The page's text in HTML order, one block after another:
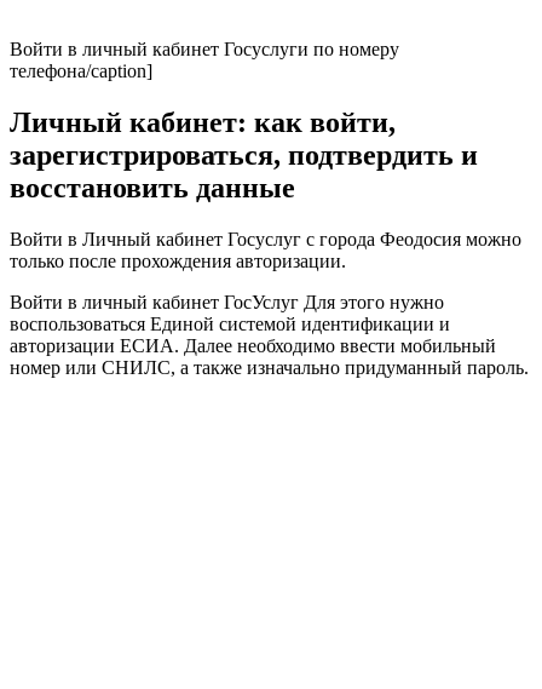
Войти в личный кабинет Госуслуги по номеру
телефона/caption]
Личный кабинет: как войти,
зарегистрироваться, подтвердить и
восстановить данные
Войти в Личный кабинет Госуслуг с города Феодосия можно
только после прохождения авторизации.
Войти в личный кабинет ГосУслуг Для этого нужно
воспользоваться Единой системой идентификации и
авторизации ЕСИА. Далее необходимо ввести мобильный
номер или СНИЛС, а также изначально придуманный пароль.